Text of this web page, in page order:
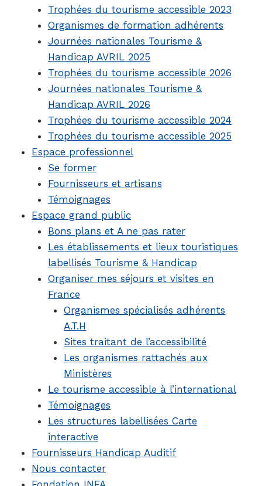
Trophées du tourisme accessible 2023
Organismes de formation adhérents
Journées nationales Tourisme &
Handicap AVRIL 2025
Trophées du tourisme accessible 2026
Journées nationales Tourisme &
Handicap AVRIL 2026
Trophées du tourisme accessible 2024
Trophées du tourisme accessible 2025
Espace professionnel
Se former
Fournisseurs et artisans
Témoignages
Espace grand public
Bons plans et A ne pas rater
Les établissements et lieux touristiques
labellisés Tourisme & Handicap
Organiser mes séjours et visites en
France
Organismes spécialisés adhérents
A.T.H
Sites traitant de l’accessibilité
Les organismes rattachés aux
Ministères
Le tourisme accessible à l’international
Témoignages
Les structures labellisées Carte
interactive
Fournisseurs Handicap Auditif
Nous contacter